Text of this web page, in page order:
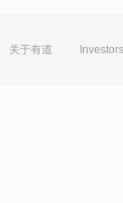
关于有道 Investors